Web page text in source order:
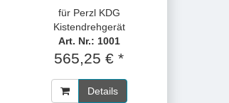
für Perzl KDG
Kistendrehgerät
Art. Nr.: 1001
565,25 € *
Details